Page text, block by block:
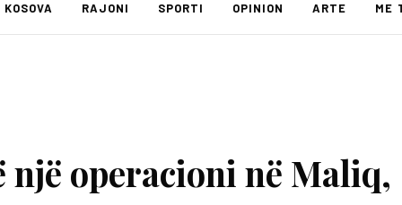
KOSOVA RAJONI SPORTI OPINION ARTE ME
operacioni në Maliq,